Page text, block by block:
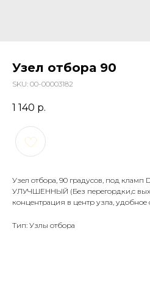
Узел отбора 90
SKU: 00-00003182
1 140 р.
Узел отбора, 90 градусов, под кламп
УЛУЧШЕННЫЙ (Без перегордки,с
концентрация в центр узла, удобное
Тип: Узлы отбора